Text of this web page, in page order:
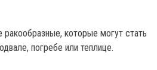
которые могут стать
погребе или теплице.